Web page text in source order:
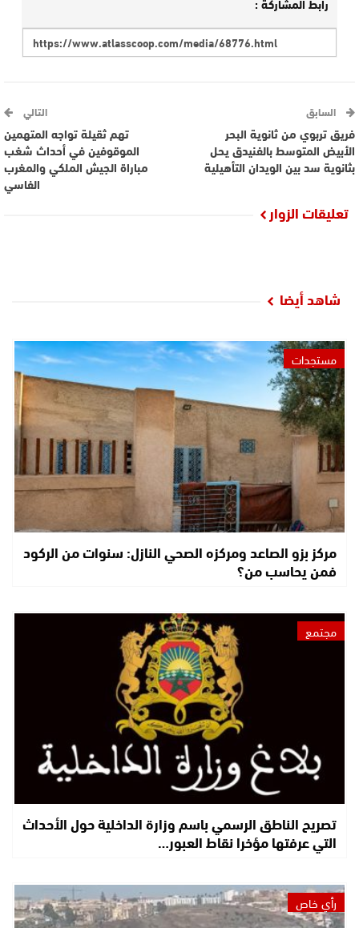
السابق
فريق تربوي من ثانوية البحر
الأبيض المتوسط بالفنيدق يحل
بثانوية سد بين الويدان التأهيلية
التالي
تهم ثقيلة تواجه المتهمين
الموقوفين في أحداث شغب
مباراة الجيش الملكي والمغرب
الفاسي
تعليقات الزوار
شاهد أيضا
مستجدات
مركز بزو الصاعد ومركزه الصحي النازل: سنوات من الركود
فمن يحاسب من؟
مجتمع
تصريح الناطق الرسمي باسم وزارة الداخلية حول الأحداث
التي عرفتها مؤخرا نقاط العبور…
رأي خاص